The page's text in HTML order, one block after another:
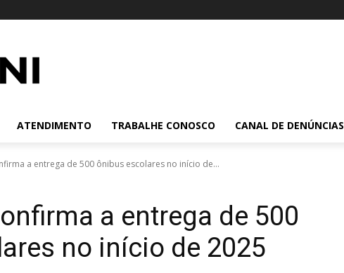
ATENDIMENTO TRABALHE CONOSCO CANAL DE DENÚNCIAS
a entrega de 500 ônibus escolares no início de...
a entrega de 500
no início de 2025